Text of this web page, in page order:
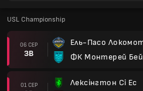
USL Championship
06 СЕР
ЗВ
Ель-Пасо
ФК Монтерей Бей
01 СЕР
Лексінгтон Сі Ес